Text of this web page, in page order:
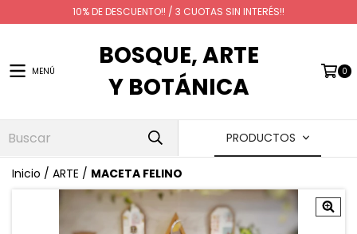
10% DE DESCUENTO!! / 3 CUOTAS SIN INTERÉS!!
MENÚ
BOSQUE, ARTE
Y BOTÁNICA
0
PRODUCTOS
Inicio / ARTE / MACETA FELINO